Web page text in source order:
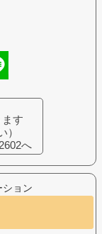
ション
ます
）
へ